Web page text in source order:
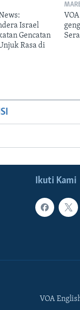
Israel
Gencatan
Rasa di
Ikuti Kami
VOA